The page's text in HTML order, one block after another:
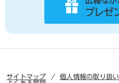
サイトマップ 個人情報の取り扱い